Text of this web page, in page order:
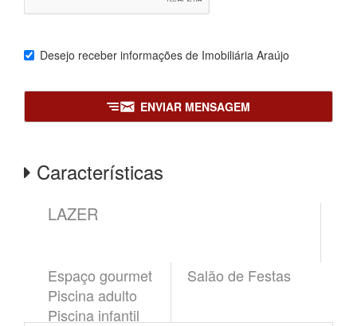
Desejo receber informações de Imobiliária Araújo
ENVIAR MENSAGEM
Características
LAZER
Espaço gourmet
Piscina adulto
Piscina infantil
Salão de Festas